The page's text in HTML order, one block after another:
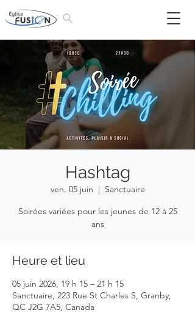
Hashtag
ven. 05 juin
  |
Sanctuaire
Soirées variées pour les jeunes de 12 à 25
ans
Heure et lieu
05 juin 2026, 19 h 15 – 21 h 15
Sanctuaire, 223 Rue St Charles S, Granby,
QC J2G 7A5, Canada